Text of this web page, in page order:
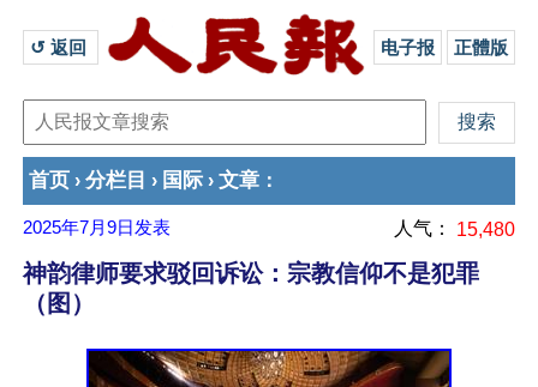
↺ 返回 电子报 正體版
首页 › 分栏目 › 国际 › 文章 ：
2025年7月9日 发表 人气： 15,480
神韵律师要求驳回诉讼：宗教信仰不是犯罪
（图）